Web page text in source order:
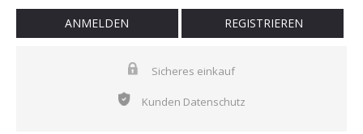
ANMELDEN REGISTRIEREN
Sicheres einkauf
Kunden Datenschutz